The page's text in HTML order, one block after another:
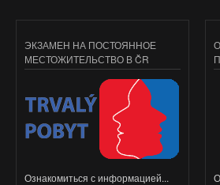
ЭКЗАМЕН НА ПОСТОЯННОЕ
МЕСТОЖИТЕЛЬСТВО В ČR
Ознакомиться с информацией...